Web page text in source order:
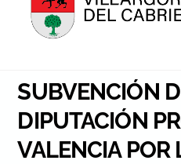
SUBVENCIÓN
DIPUTACIÓN
VALENCIA POR